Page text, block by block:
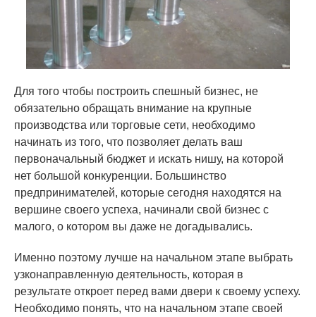
Для того чтобы построить спешный бизнес, не
обязательно обращать внимание на крупные
производства или торговые сети, необходимо
начинать из того, что позволяет делать ваш
первоначальный бюджет и искать нишу, на которой
нет большой конкуренции. Большинство
предпринимателей, которые сегодня находятся на
вершине своего успеха, начинали свой бизнес с
малого, о котором вы даже не догадывались.
Именно поэтому лучше на начальном этапе выбрать
узконаправленную деятельность, которая в
результате откроет перед вами двери к своему успеху.
Необходимо понять, что на начальном этапе своей